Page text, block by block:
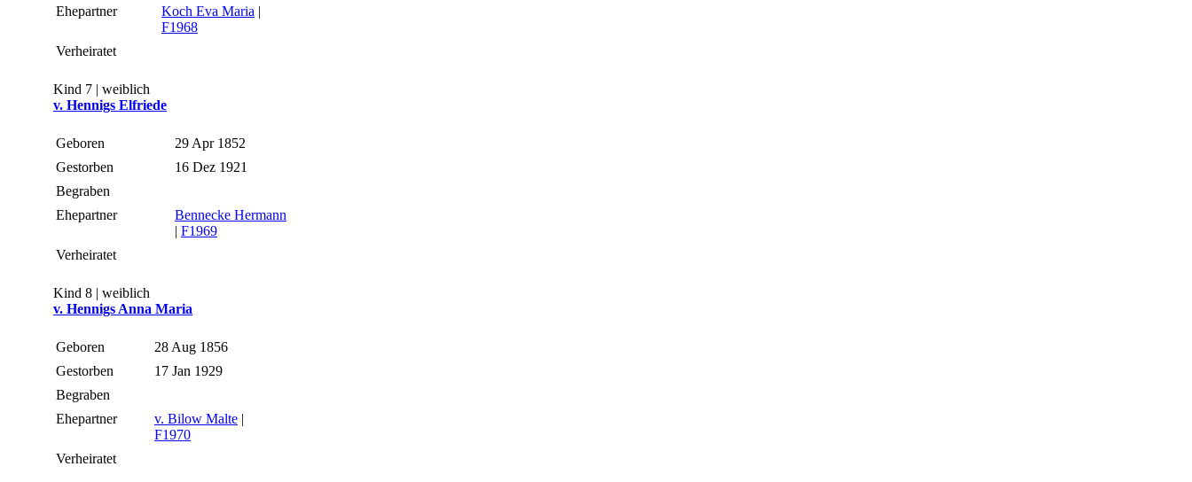
Ehepartner
Koch Eva Maria |
F1968
Verheiratet
Kind 7 | weiblich
v. Hennigs Elfriede
Geboren
29 Apr 1852
Gestorben
16 Dez 1921
Begraben
Ehepartner
Bennecke Hermann
| F1969
Verheiratet
Kind 8 | weiblich
v. Hennigs Anna Maria
Geboren
28 Aug 1856
Gestorben
17 Jan 1929
Begraben
Ehepartner
v. Bilow Malte |
F1970
Verheiratet